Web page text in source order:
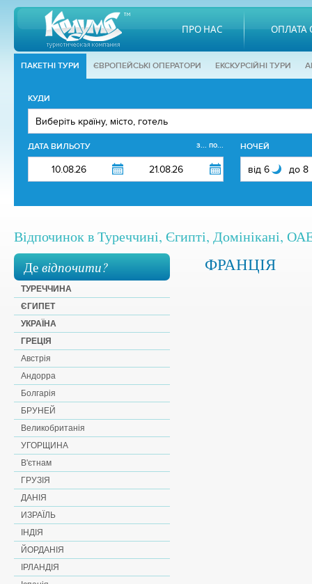
ПРО НАС ОПЛАТА
ПАКЕТНІ ТУРИ ЄВРОПЕЙСЬКІ ОПЕРАТОРИ EКСКУРСІЙНІ ТУРИ
КУДИ
ДАТА ВИЛЬОТУ з... по... НОЧЕЙ
Відпочинок в Туреччині, Єгипті, Домінікані,
Девідпочити?
ТУРЕЧЧИНА
ЄГИПЕТ
УКРАЇНА
ГРЕЦІЯ
Австрія
Андорра
Болгарія
БРУНЕЙ
Великобританія
УГОРЩИНА
В'єтнам
ГРУЗІЯ
ДАНІЯ
ИЗРАЇЛЬ
ІНДІЯ
ЙОРДАНІЯ
ІРЛАНДІЯ
ФРАНЦІЯ